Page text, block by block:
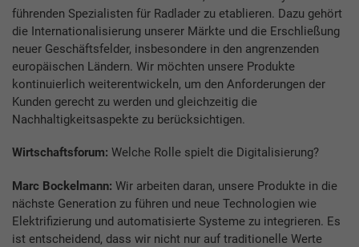
führenden Spezialisten für Radlader zu etablieren. Dazu gehört
die Internationalisierung unserer Märkte und die Erschließung
neuer Geschäftsfelder, insbesondere in den angrenzenden
europäischen Ländern. Wir möchten unsere Produkte
kontinuierlich weiterentwickeln, um den Anforderungen der
Kunden gerecht zu werden und gleichzeitig die
Nachhaltigkeitsaspekte zu berücksichtigen.
Wirtschaftsforum: Welche Rolle spielt die Digitalisierung?
Marc Bockelmann: Wir arbeiten daran, unsere Produkte in die
nächste Generation zu führen und neue Technologien wie
Elektrifizierung und automatisierte Systeme zu integrieren. Es
ist entscheidend, dass wir nicht nur auf traditionelle Werte